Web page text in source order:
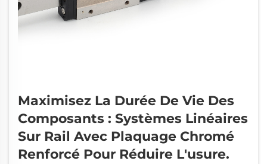
Maximisez La Durée De Vie Des
Composants : Systèmes Linéaires
Sur Rail Avec Plaquage Chromé
Renforcé Pour Réduire L'usure.